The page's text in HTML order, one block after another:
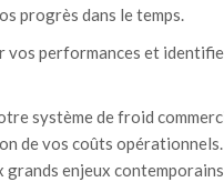
progrès dans le temps.
vos performances et
système de froid
de vos coûts opérationnels.
enjeux